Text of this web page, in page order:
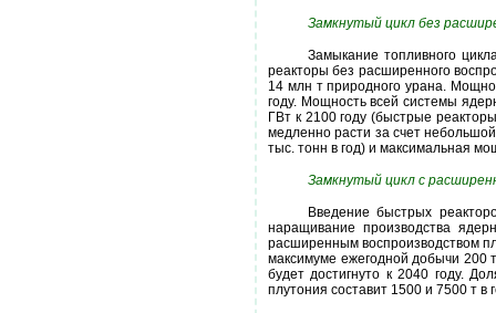
Замкнутый цикл без
Замыкание топливного
реакторы без расширенного
14 млн т природного урана.
году. Мощность всей системы
ГВт к 2100 году (быстрые
медленно расти за счет
тыс. тонн в год) и максимальная
Замкнутый цикл с
Введение быстрых
наращивание производства
расширенным воспроизводством
максимуме ежегодной добычи 200
будет достигнуто к 2040 году.
плутония составит 1500 и 7500 т в